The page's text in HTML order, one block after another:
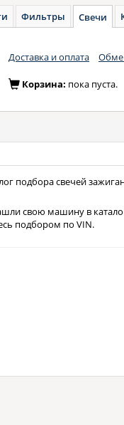
Фильтры Свечи
Доставка и оплата
Корзина: пока пуста.
подбора свечей
свою машину в
подбором по VIN.